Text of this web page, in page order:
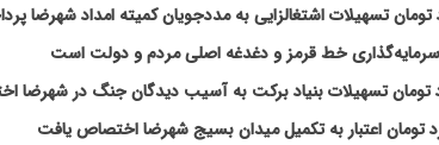
خط قرمز و دغدغه اصلی مردم و دولت است